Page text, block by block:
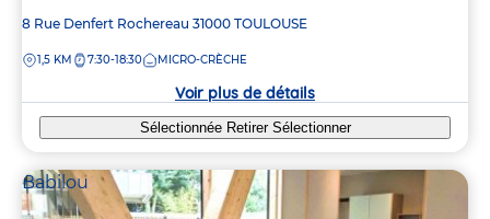
Adresse
la
8 Rue Denfert Rochereau 31000 TOULOUSE
DISTANCE
1,5 KM 7:30-18:30 MICRO-CRÈCHE
Voir plus de détails
Sélectionnée Retirer Sélectionner
Babilou